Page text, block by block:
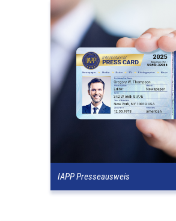
IAPP Presseausweis